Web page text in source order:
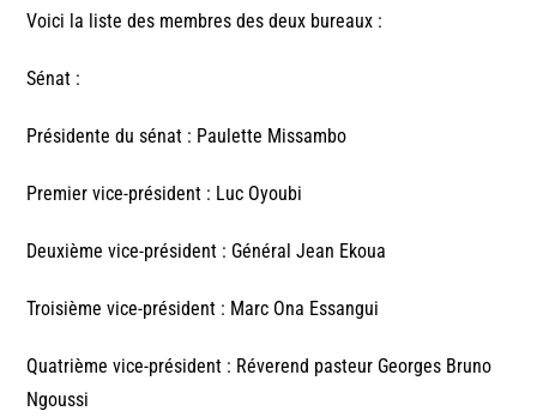
Voici la liste des membres des deux bureaux :
Sénat :
Présidente du sénat : Paulette Missambo
Premier vice-président : Luc Oyoubi
Deuxième vice-président : Général Jean Ekoua
Troisième vice-président : Marc Ona Essangui
Quatrième vice-président : Réverend pasteur Georges Bruno
Ngoussi